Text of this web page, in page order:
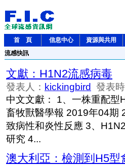
首 頁 信息中心 資源與共用
流感快訊
文獻：H1N2流感病毒
發表人： kickingbird 發表時
中文文獻： 1、一株重配型
畜牧獸醫學報 2019年04期
致病性和炎性反應 3、
研究 4...
澳大利亞：檢測到H5型